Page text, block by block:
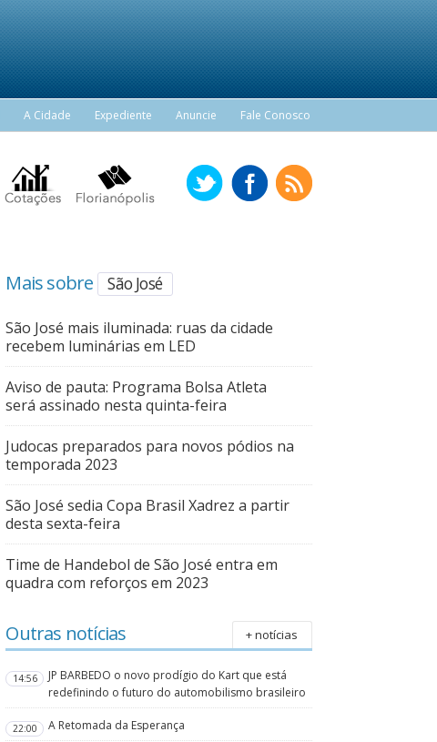
A Cidade Expediente Anuncie Fale Conosco
Mais sobre São José
São José mais iluminada: ruas da cidade
recebem luminárias em LED
Aviso de pauta: Programa Bolsa Atleta
será assinado nesta quinta-feira
Judocas preparados para novos pódios na
temporada 2023
São José sedia Copa Brasil Xadrez a partir
desta sexta-feira
Time de Handebol de São José entra em
quadra com reforços em 2023
Outras notícias + notícias
14:56
JP BARBEDO o novo prodígio do Kart que está
redefinindo o futuro do automobilismo brasileiro
22:00 A Retomada da Esperança